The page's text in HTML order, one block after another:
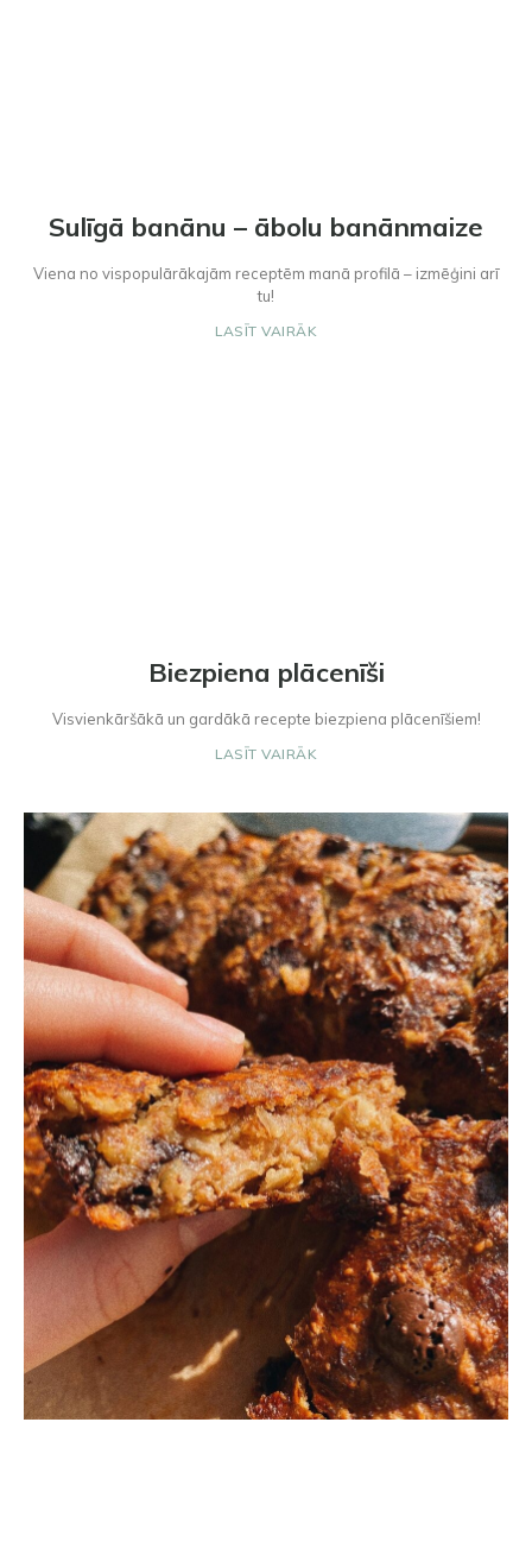
Sulīgā banānu – ābolu banānmaize
Viena no vispopulārākajām receptēm manā profilā – izmēģini arī
tu!
LASĪT VAIRĀK
Biezpiena plācenīši
Visvienkāršākā un gardākā recepte biezpiena plācenīšiem!
LASĪT VAIRĀK